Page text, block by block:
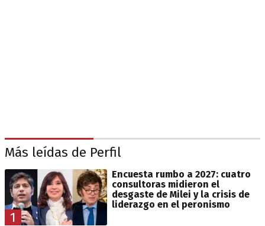
Más leídas de Perfil
1
Encuesta rumbo a 2027: cuatro
consultoras midieron el
desgaste de Milei y la crisis de
liderazgo en el peronismo